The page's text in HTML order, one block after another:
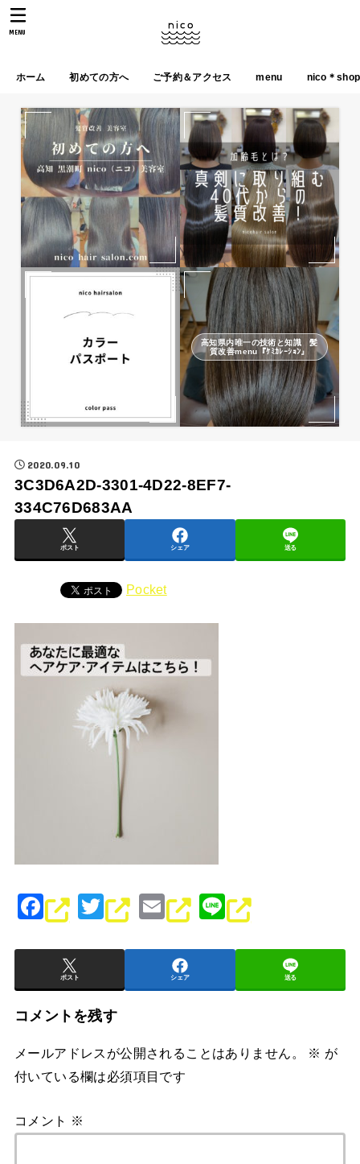
ホーム 初めての方へ ご予約＆アクセス menu nico＊shop
MENU
高知県内唯一の技術と知識 髪
質改善menu『ｹﾐｶﾚｰｼｮﾝ』
2020.09.10
3C3D6A2D-3301-4D22-8EF7-
334C76D683AA
ポスト シェア 送る
Pocket
F
a
c
e
b
o
k
T
wi
tt
er
E
m
ai
l
Li
n
e
ポスト シェア 送る
コメントを残す
メールアドレスが公開されることはありません。 ※ が
付いている欄は必須項目です
コメント ※